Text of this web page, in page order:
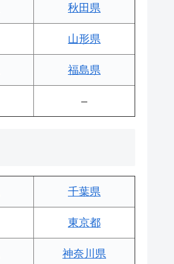
秋田県
山形県
福島県
–
千葉県
東京都
神奈川県